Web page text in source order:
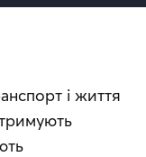
і життя